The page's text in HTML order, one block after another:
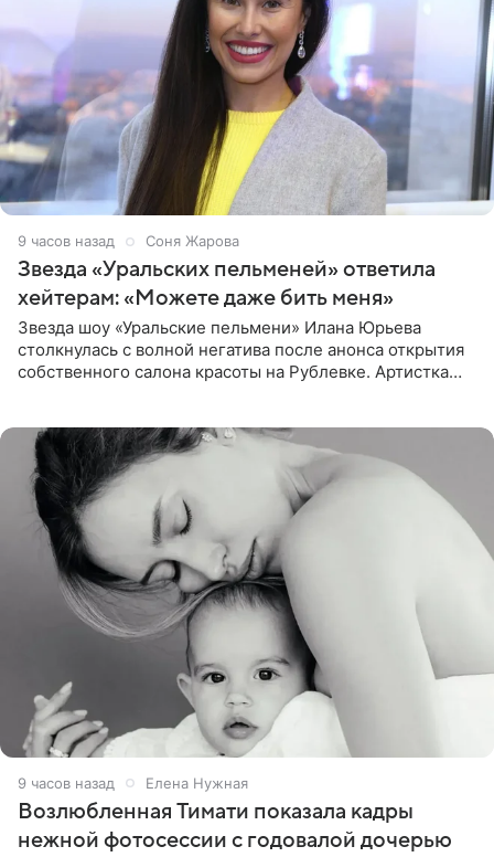
9 часов назад Соня Жарова
Звезда «Уральских пельменей» ответила
хейтерам: «Можете даже бить меня»
Звезда шоу «Уральские пельмени» Илана Юрьева
столкнулась с волной негатива после анонса открытия
собственного салона красоты на Рублевке. Артистка
9 часов назад Елена Нужная
Возлюбленная Тимати показала кадры
нежной фотосессии с годовалой дочерью